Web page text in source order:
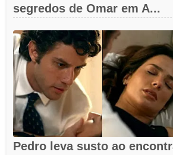
segredos de Omar em A...
Pedro leva susto ao